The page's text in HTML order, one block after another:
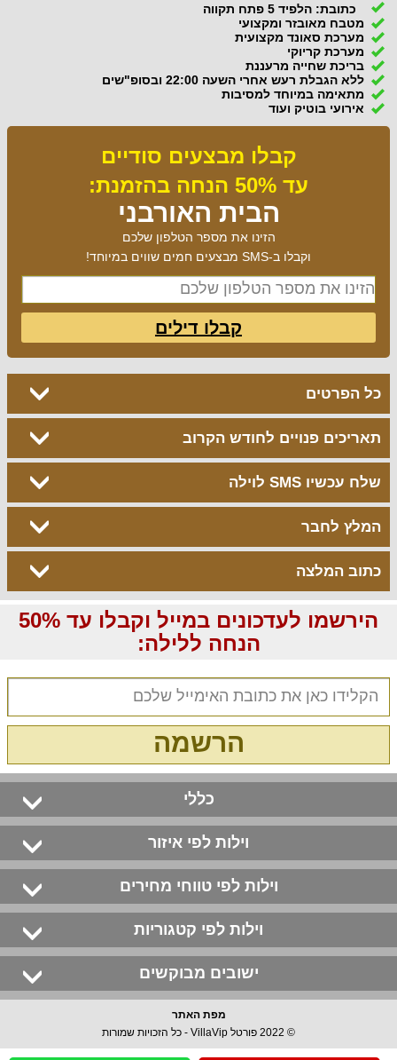
כתובת: הלפיד 5 פתח תקווה
מטבח מאובזר ומקצועי
מערכת סאונד מקצועית
מערכת קריוקי
בריכת שחייה מרעננת
ללא הגבלת רעש אחרי השעה 22:00 ובסופ"שים
מתאימה במיוחד למסיבות
אירועי בוטיק ועוד
קבלו מבצעים סודיים
עד 50% הנחה בהזמנת:
הבית האורבני
הזינו את מספר הטלפון שלכם
וקבלו ב-SMS מבצעים חמים שווים במיוחד!
קבלו דילים
כל הפרטים
תאריכים פנויים לחודש הקרוב
שלח עכשיו SMS לוילה
המלץ לחבר
כתוב המלצה
הירשמו לעדכונים במייל וקבלו עד 50%
הנחה ללילה:
הרשמה
כללי
וילות לפי איזור
וילות לפי טווחי מחירים
וילות לפי קטגוריות
ישובים מבוקשים
מפת האתר
© 2022 פורטל VillaVip - כל הזכויות שמורות